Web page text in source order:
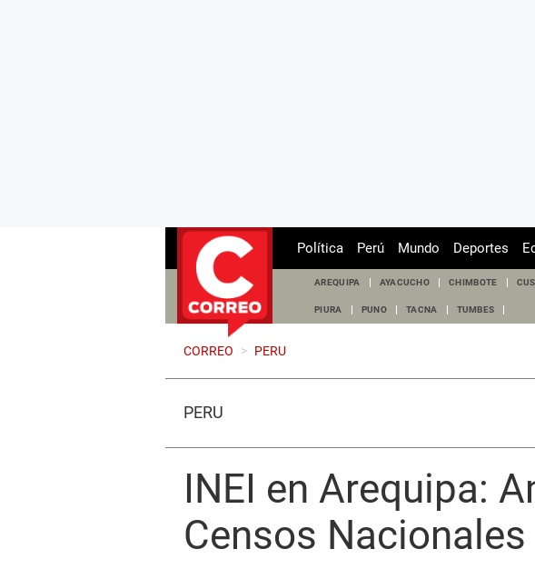
Política Perú Mundo Deportes
AREQUIPA AYACUCHO CHIMBOTE
PIURA PUNO TACNA TUMBES
CORREO > PERU
PERÚ
INEI en Arequipa:
Censos